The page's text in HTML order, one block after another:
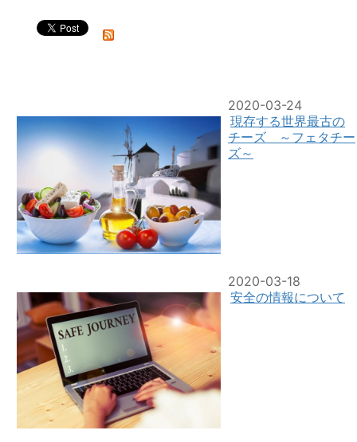
2020-03-24
現存する世界最古の
チーズ ～フェタチー
ズ～
2020-03-18
安全の情報について